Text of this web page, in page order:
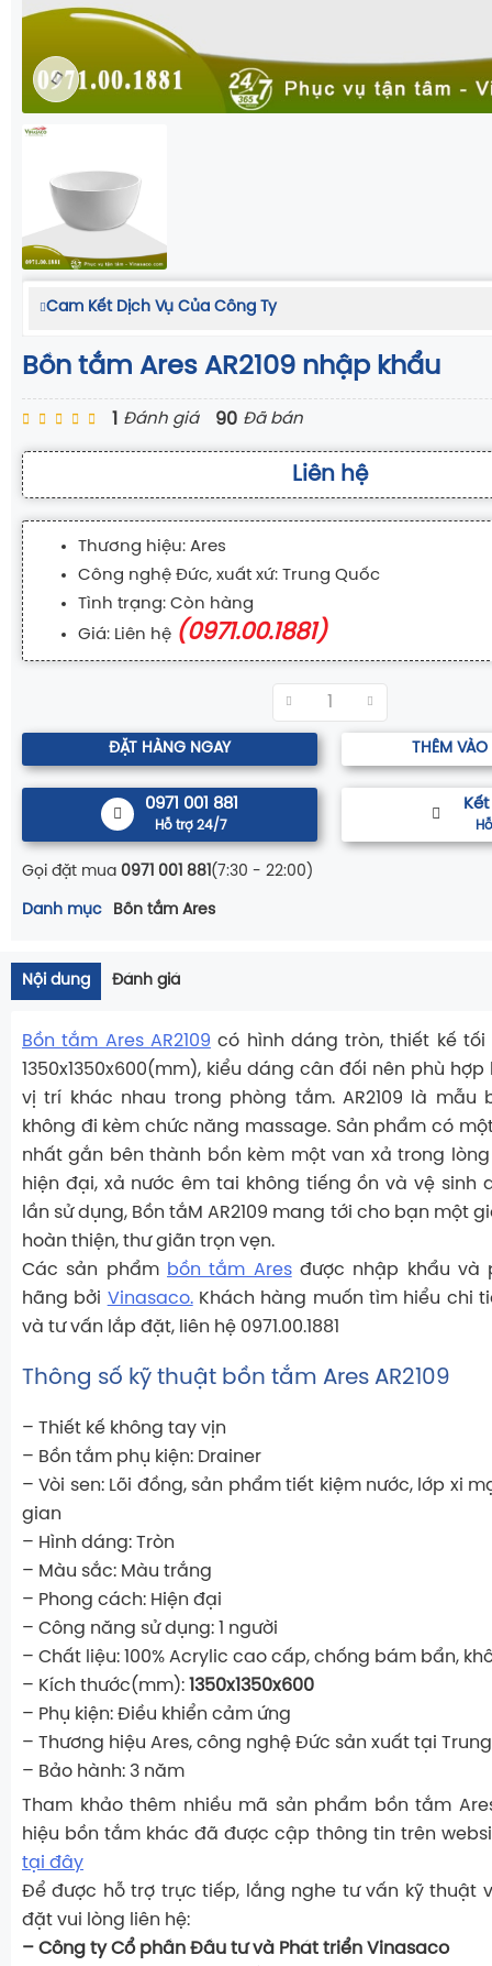
Cam Kết Dịch Vụ Của Công Ty
Bồn tắm Ares AR2109 nhập khẩu
1 Đánh giá 90 Đã bán
Liên hệ
Thương hiệu: Ares
Công nghệ Đức, xuất xứ: Trung Quốc
Tình trạng: Còn hàng
Giá: Liên hệ (0971.00.1881)
ĐẶT HÀNG NGAY THÊM
0971 001 881
Hỗ trợ 24/7
Gọi đặt mua 0971 001 881 (7:30 - 22:00)
Danh mục Bồn tắm Ares
Nội dung Đánh giá
Bồn tắm Ares AR2109 có hình dáng tròn, thiết kế tối
1350x1350x600(mm), kiểu dáng cân đối nên phù
vị trí khác nhau trong phòng tắm. AR2109 là mẫu
không đi kèm chức năng massage. Sản phẩm có
nhất gắn bên thành bồn kèm một van xả trong
hiện đại, xả nước êm tai không tiếng ồn và vệ sinh
lần sử dụng, Bồn tắM AR2109 mang tới cho bạn một
hoàn thiện, thư giãn trọn vẹn.
Các sản phẩm bồn tắm Aresđược nhập khẩu và
hãng bởi Vinasaco.Khách hàng muốn tìm hiểu chi
và tư vấn lắp đặt, liên hệ 0971.00.1881
Thông số kỹ thuật bồn tắm Ares AR2109
– Thiết kế không tay vịn
– Bồn tắm phụ kiện: Drainer
– Vòi sen: Lõi đồng, sản phẩm tiết kiệm nước, lớp xi
gian
– Hình dáng: Tròn
– Màu sắc: Màu trắng
– Phong cách: Hiện đại
– Công năng sử dụng: 1 người
– Chất liệu: 100% Acrylic cao cấp, chống bám bẩn,
– Kích thước(mm): 1350x1350x600
– Phụ kiện: Điều khiển cảm ứng
– Thương hiệu Ares, công nghệ Đức sản xuất tại
– Bảo hành: 3 năm
Tham khảo thêm nhiều mã sản phẩm bồn tắm
hiệu bồn tắm khác đã được cập thông tin trên
tại đây
Để được hỗ trợ trực tiếp, lắng nghe tư vấn kỹ thuật
đặt vui lòng liên hệ:
– Công ty Cổ phần Đầu tư và Phát triển Vinasaco